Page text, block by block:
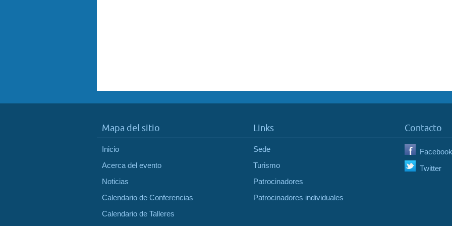
Mapa del sitio
Inicio
Acerca del evento
Noticias
Calendario de Conferencias
Calendario de Talleres
Links
Sede
Turismo
Patrocinadores
Patrocinadores individuales
Contacto
Facebook
Twitter